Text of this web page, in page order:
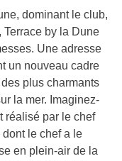
dominant le club,
Terrace by la Dune
Une adresse
un nouveau cadre
plus charmants
la mer. Imaginez-
réalisé par le chef
le chef a le
en plein-air de la